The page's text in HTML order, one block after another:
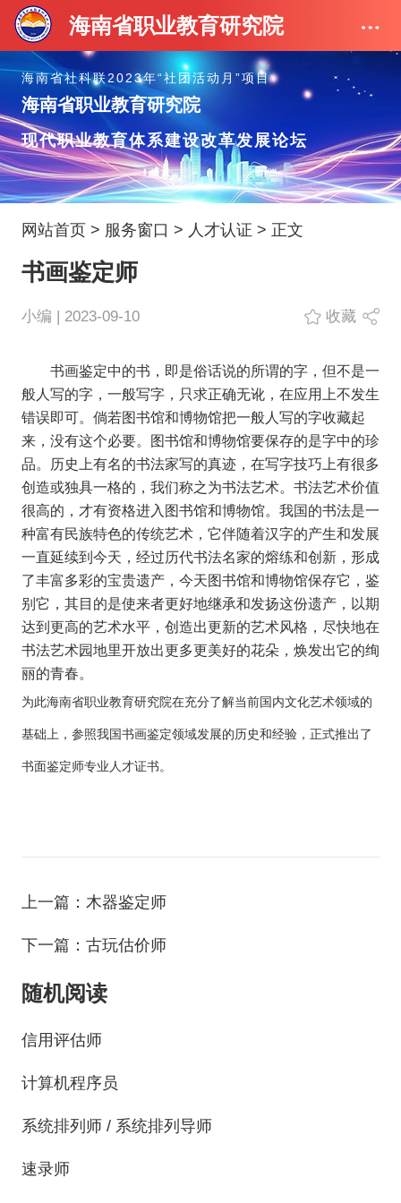
海南省职业教育研究院
海南省社科联2023年“社团活动月”项目
海南省职业教育研究院
现代职业教育体系建设改革发展论坛
网站首页 > 服务窗口 > 人才认证 > 正文
书画鉴定师
小编 | 2023-09-10 收藏
书画鉴定中的书，即是俗话说的所谓的字，但不是一
般人写的字，一般写字，只求正确无讹，在应用上不发生
错误即可。倘若图书馆和博物馆把一般人写的字收藏起
来，没有这个必要。图书馆和博物馆要保存的是字中的珍
品。历史上有名的书法家写的真迹，在写字技巧上有很多
创造或独具一格的，我们称之为书法艺术。书法艺术价值
很高的，才有资格进入图书馆和博物馆。我国的书法是一
种富有民族特色的传统艺术，它伴随着汉字的产生和发展
一直延续到今天，经过历代书法名家的熔练和创新，形成
了丰富多彩的宝贵遗产，今天图书馆和博物馆保存它，鉴
别它，其目的是使来者更好地继承和发扬这份遗产，以期
达到更高的艺术水平，创造出更新的艺术风格，尽快地在
书法艺术园地里开放出更多更美好的花朵，焕发出它的绚
丽的青春。
为此海南省职业教育研究院在充分了解当前国内文化艺术领域的
基础上，参照我国书画鉴定领域发展的历史和经验，正式推出了
书面鉴定师专业人才证书。
上一篇：木器鉴定师
下一篇：古玩估价师
随机阅读
信用评估师
计算机程序员
系统排列师 / 系统排列导师
速录师